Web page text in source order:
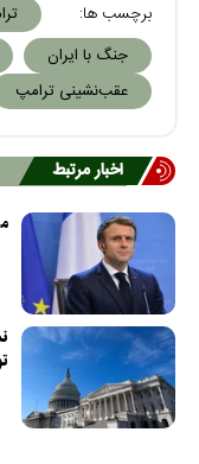
برچسب ها:
جنگ با ایران
عقب‌نشینی ترامپ
اخبار مرتبط